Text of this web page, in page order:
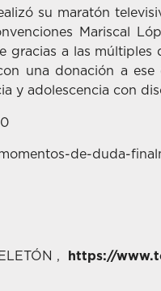
su maratón
Mariscal
gracias a las
una donación a
y adolescencia con
, https://